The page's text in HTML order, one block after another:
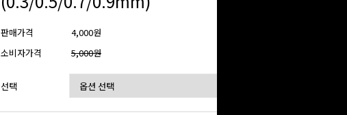
판매가격
4,000원
소비자가격
5,000원
선택